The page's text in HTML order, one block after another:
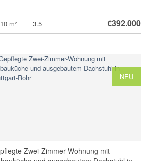
m² 3.5 €392.000
NEU
Zwei-Zimmer-Wohnung mit